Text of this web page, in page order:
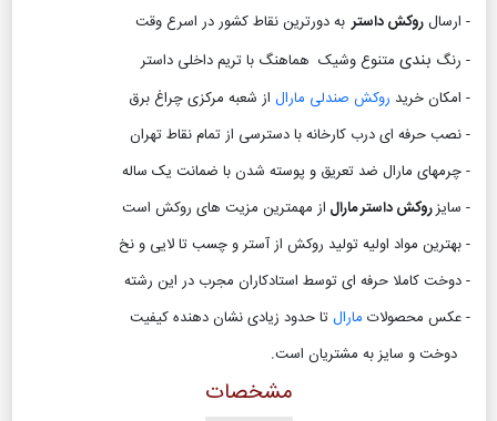
- ارسالروکش داستربه دورترین نقاط کشور در اسرع وقت
- رنگ بندی متنوع وشیک هماهنگ با تریم داخلی داستر
- امکان خرید روکش صندلی مارال از شعبه مرکزی چراغ برق
- نصب حرفه ای درب کارخانه با دسترسی از تمام نقاط تهران
- چرمهای مارال ضد تعریق و پوسته شدن با ضمانت یک ساله
- سایزروکش داستر مارال از مهمترین مزیت های روکش است
- بهترین مواد اولیه تولید روکش از آستر و چسب تا لایی و نخ
- دوخت کاملا حرفه ای توسط استادکاران مجرب در این رشته
- عکس محصولات مارالتا حدود زیادی نشان دهنده کیفیت
دوخت و سایز به مشتریان است.
مشخصات